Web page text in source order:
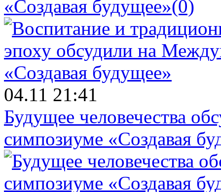
«Создавая будущее»(0)
04.11 21:41
Будущее человечества
симпозиуме «Создавая